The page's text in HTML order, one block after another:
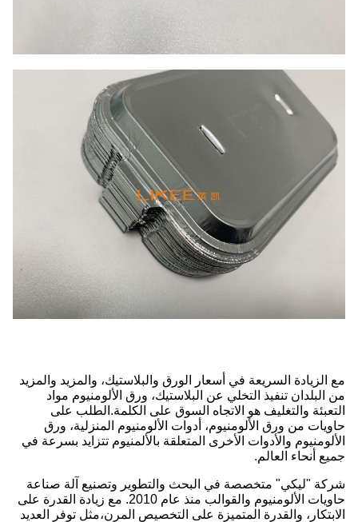
مع الزيادة السريعة في أسعار الورق والبلاستيك، والمزيد والمزيد
من البلدان تنفيذ التخلي عن البلاستيك، ورق الألومنيوم مواد
التعبئة والتغليف هو الاتجاه السوق على الكلمة.الطلب على
حاويات من ورق الألومنيوم، أدوات الألومنيوم المنزلية، ورق
الألومنيوم والأدوات الأخرى المتعلقة بالألمنيوم تتزايد بسرعة في
جميع أنحاء العالم.
شركة "ليكي" متخصصة في البحث والتطوير وتصنيع آلة صناعة
حاويات الألومنيوم والقوالب منذ عام 2010. مع زيادة القدرة على
الابتكار، والقدرة المتميزة على التخصيص المرن،مثل توفر العديد